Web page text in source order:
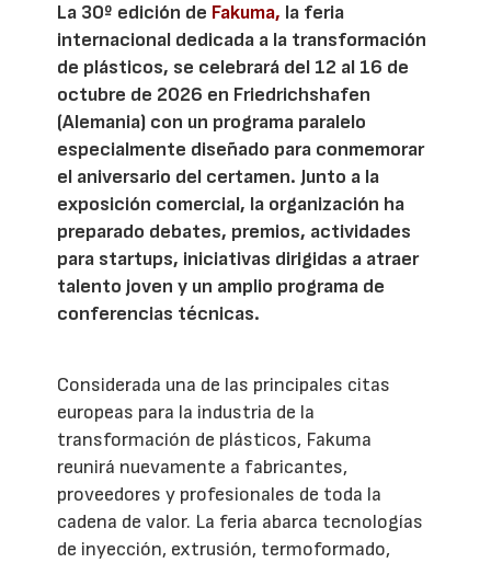
La 30º edición de Fakuma, la feria
internacional dedicada a la transformación
de plásticos, se celebrará del 12 al 16 de
octubre de 2026 en Friedrichshafen
(Alemania) con un programa paralelo
especialmente diseñado para conmemorar
el aniversario del certamen. Junto a la
exposición comercial, la organización ha
preparado debates, premios, actividades
para startups, iniciativas dirigidas a atraer
talento joven y un amplio programa de
conferencias técnicas.
Considerada una de las principales citas
europeas para la industria de la
transformación de plásticos, Fakuma
reunirá nuevamente a fabricantes,
proveedores y profesionales de toda la
cadena de valor. La feria abarca tecnologías
de inyección, extrusión, termoformado,